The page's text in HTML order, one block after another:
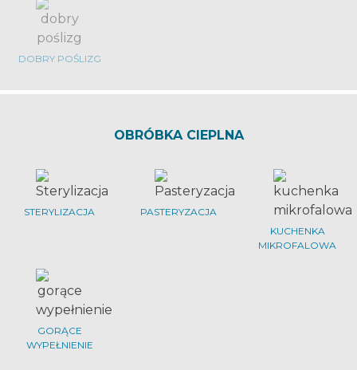
DOBRY POŚLIZG
OBRÓBKA CIEPLNA
STERYLIZACJA
PASTERYZACJA
KUCHENKA
MIKROFALOWA
GORĄCE
WYPEŁNIENIE